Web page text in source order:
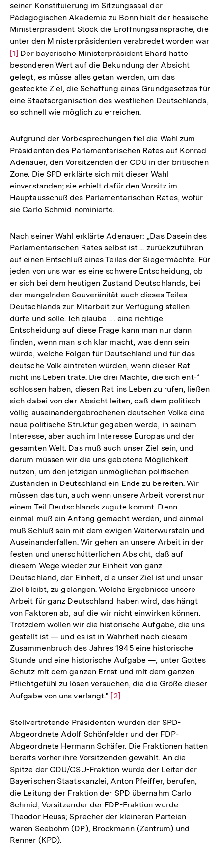
seiner Konstituierung im Sitzungssaal der
Pädagogischen Akademie zu Bonn hielt der hessische
Ministerpräsident Stock die Eröffnungsansprache, die
unter den Ministerpräsidenten verabredet worden war
Zur
Auflösung
der
Fußnote
[1] Der bayerische Ministerpräsident Ehard hatte
besonderen Wert auf die Bekundung der Absicht
gelegt, es müsse alles getan werden, um das
gesteckte Ziel, die Schaffung eines Grundgesetzes für
eine Staatsorganisation des westlichen Deutschlands,
so schnell wie möglich zu erreichen.
Aufgrund der Vorbesprechungen fiel die Wahl zum
Präsidenten des Parlamentarischen Rates auf Konrad
Adenauer, den Vorsitzenden der CDU in der britischen
Zone. Die SPD erklärte sich mit dieser Wahl
einverstanden; sie erhielt dafür den Vorsitz im
Hauptausschuß des Parlamentarischen Rates, wofür
sie Carlo Schmid nominierte.
Nach seiner Wahl erklärte Adenauer: „Das Dasein des
Parlamentarischen Rates selbst ist ... zurückzuführen
auf einen Entschluß eines Teiles der Siegermächte. Für
jeden von uns war es eine schwere Entscheidung, ob
er sich bei dem heutigen Zustand Deutschlands, bei
der mangelnden Souveränität auch dieses Teiles
Deutschlands zur Mitarbeit zur Verfügung stellen
dürfe und solle. Ich glaube .. . eine richtige
Entscheidung auf diese Frage kann man nur dann
finden, wenn man sich klar macht, was denn sein
würde, welche Folgen für Deutschland und für das
deutsche Volk eintreten würden, wenn dieser Rat
nicht ins Leben träte. Die drei Mächte, die sich ent-*
schlossen haben, diesen Rat ins Leben zu rufen, ließen
sich dabei von der Absicht leiten, daß dem politisch
völlig auseinandergebrochenen deutschen Volke eine
neue politische Struktur gegeben werde, in seinem
Interesse, aber auch im Interesse Europas und der
gesamten Welt. Das muß auch unser Ziel sein, und
darum müssen wir die uns gebotene Möglichkeit
nutzen, um den jetzigen unmöglichen politischen
Zuständen in Deutschland ein Ende zu bereiten. Wir
müssen das tun, auch wenn unsere Arbeit vorerst nur
einem Teil Deutschlands zugute kommt. Denn . ..
einmal muß ein Anfang gemacht werden, und einmal
muß Schluß sein mit dem ewigen Weiterwursteln und
Auseinanderfallen. Wir gehen an unsere Arbeit in der
festen und unerschütterlichen Absicht, daß auf
diesem Wege wieder zur Einheit von ganz
Deutschland, der Einheit, die unser Ziel ist und unser
Ziel bleibt, zu gelangen. Welche Ergebnisse unsere
Arbeit für ganz Deutschland haben wird, das hängt
von Faktoren ab, auf die wir nicht einwirken können.
Trotzdem wollen wir die historische Aufgabe, die uns
gestellt ist — und es ist in Wahrheit nach diesem
Zusammenbruch des Jahres 1945 eine historische
Stunde und eine historische Aufgabe —, unter Gottes
Schutz mit dem ganzen Ernst und mit dem ganzen
Pflichtgefühl zu lösen versuchen, die die Größe dieser
Aufgabe von uns verlangt." Zur
der
Fußnote
[2]
Stellvertretende Präsidenten wurden der SPD-
Abgeordnete Adolf Schönfelder und der FDP-
Abgeordnete Hermann Schäfer. Die Fraktionen hatten
bereits vorher ihre Vorsitzenden gewählt. An die
Spitze der CDU/CSU-Fraktion wurde der Leiter der
Bayerischen Staatskanzlei, Anton Pfeiffer, berufen,
die Leitung der Fraktion der SPD übernahm Carlo
Schmid, Vorsitzender der FDP-Fraktion wurde
Theodor Heuss; Sprecher der kleineren Parteien
waren Seebohm (DP), Brockmann (Zentrum) und
Renner (KPD).